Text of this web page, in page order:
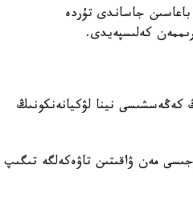
جاساندى تۇردە
كەلىسپەيدى.
كەڭەسشىسى نينا لۋكيانەنكونىڭ
مەن ۋاقىتىن تاۋەكەلگە تىگىپ